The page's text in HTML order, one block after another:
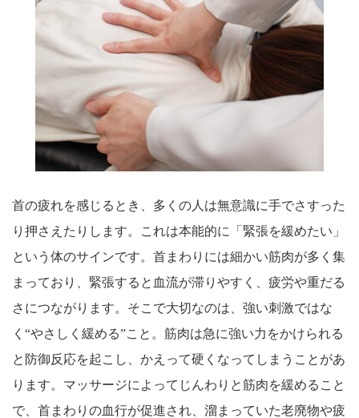
首の疲れを感じるとき、多くの人は無意識に手でさすった
り押さえたりします。これは本能的に「緊張を緩めたい」
という体のサインです。首まわりには細かい筋肉が多く集
まっており、緊張すると血流が滞りやすく、疲労や重だる
さにつながります。そこで大切なのは、強い刺激ではな
く“やさしく緩める”こと。筋肉は急に強い力をかけられる
と防御反応を起こし、かえって硬くなってしまうことがあ
ります。マッサージによってじんわりと筋肉を緩めること
で、首まわりの血行が促進され、溜まっていた老廃物や疲